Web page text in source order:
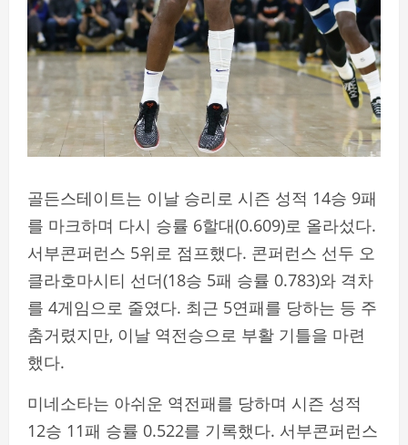
골든스테이트는 이날 승리로 시즌 성적 14승 9패
를 마크하며 다시 승률 6할대(0.609)로 올라섰다.
서부콘퍼런스 5위로 점프했다. 콘퍼런스 선두 오
클라호마시티 선더(18승 5패 승률 0.783)와 격차
를 4게임으로 줄였다. 최근 5연패를 당하는 등 주
춤거렸지만, 이날 역전승으로 부활 기틀을 마련
했다.
미네소타는 아쉬운 역전패를 당하며 시즌 성적
12승 11패 승률 0.522를 기록했다. 서부콘퍼런스